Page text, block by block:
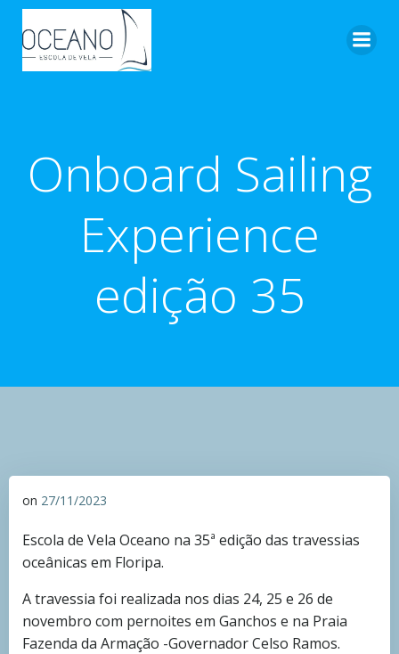
Onboard Sailing
Experience
edição 35
on 27/11/2023
Escola de Vela Oceano na 35ª edição das travessias
oceânicas em Floripa.
A travessia foi realizada nos dias 24, 25 e 26 de
novembro com pernoites em Ganchos e na Praia
Fazenda da Armação -Governador Celso Ramos.